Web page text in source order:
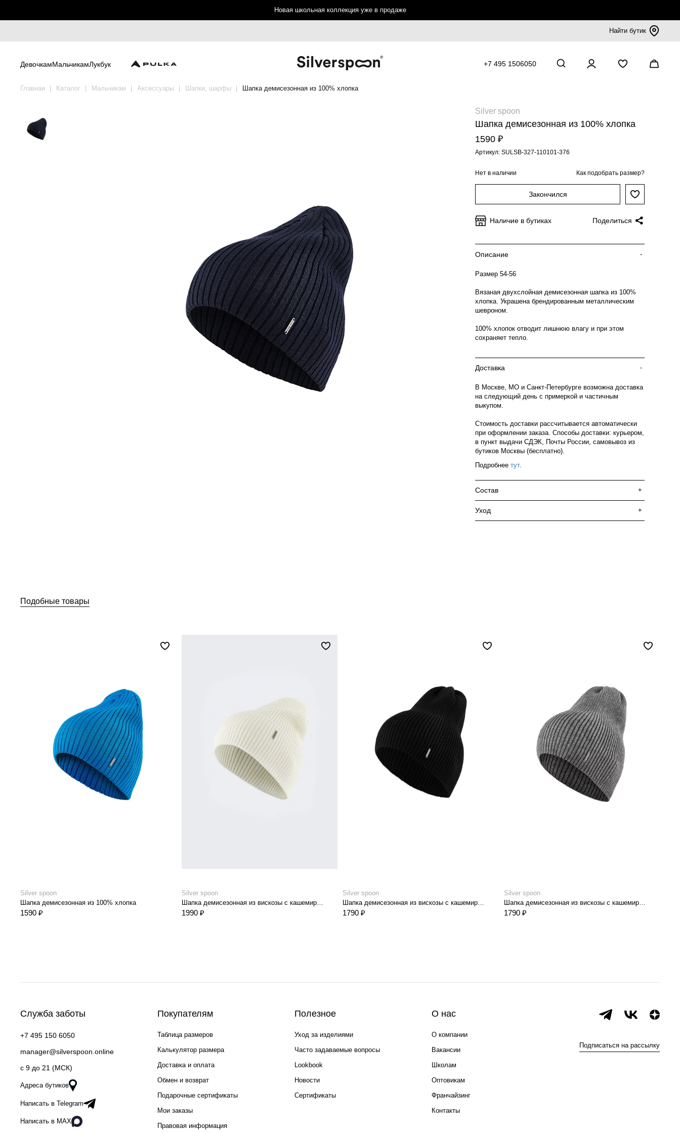
Новая школьная коллекция уже в продаже
Найти бутик
ДевочкамМальчикамЛукбук +7 495 1506050
Главная Каталог Мальчикам Аксессуары Шапки, шарфы Шапка демисезонная из 100% хлопка
Silver spoon
Шапка демисезонная из 100% хлопка
1590 ₽
Артикул: SULSB-327-110101-376
Нет в наличии Как подобрать размер?
Закончился
Наличие в бутиках Поделиться
Описание -
Размер 54-56
Вязаная двухслойная демисезонная шапка из 100%
хлопка. Украшена брендированным металлическим
шевроном.
100% хлопок отводит лишнюю влагу и при этом
сохраняет тепло.
Доставка -
В Москве, МО и Санкт-Петербурге возможна доставка
на следующий день с примеркой и частичным
выкупом.
Стоимость доставки рассчитывается автоматически
при оформлении заказа. Способы доставки: курьером,
в пункт выдачи СДЭК, Почты России, самовывоз из
бутиков Москвы (бесплатно).
Подробнее тут.
Состав +
Уход +
Подобные товары
Silver spoon
Шапка демисезонная из 100% хлопка
1590 ₽
Silver spoon
Шапка демисезонная из вискозы с кашемиром
1990 ₽
Silver spoon
1790 ₽
Silver spoon
Шапка демисезонная из вискозы с кашемиром
1790 ₽
Служба заботы
+7 495 150 6050
manager@silverspoon.online
c 9 до 21 (МСК)
Адреса бутиков
Написать в Telegram
Написать в MAX
Покупателям
Таблица размеров
Калькулятор размера
Доставка и оплата
Обмен и возврат
Подарочные сертификаты
Мои заказы
Правовая информация
Полезное
Уход за изделиями
Часто задаваемые вопросы
Lookbook
Новости
Сертификаты
О нас
О компании
Вакансии
Школам
Оптовикам
Франчайзинг
Контакты
Подписаться на рассылку